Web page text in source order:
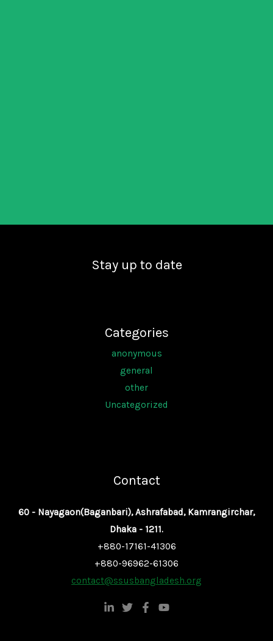
Stay up to date
Categories
anonymous
general
other
Uncategorized
Contact
60 - Nayagaon(Baganbari), Ashrafabad, Kamrangirchar,
Dhaka - 1211.
+880-17161-41306
+880-96962-61306
contact@ssusbangladesh.org